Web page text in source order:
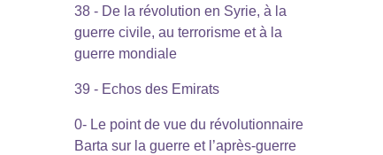
38 - De la révolution en Syrie, à la
guerre civile, au terrorisme et à la
guerre mondiale
39 - Echos des Emirats
0- Le point de vue du révolutionnaire
Barta sur la guerre et l’après-guerre